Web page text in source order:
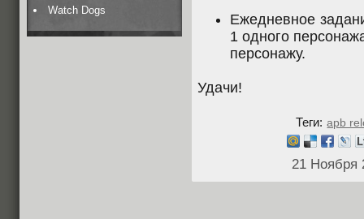
Watch Dogs
Ежедневное
1 одного
персонажу.
Удачи!
Теги: apb
21 Ноября